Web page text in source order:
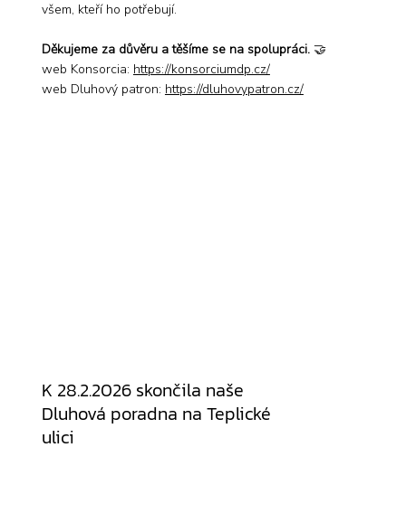
všem, kteří ho potřebují.
Děkujeme za důvěru a těšíme se na spolupráci. 🤝
web Konsorcia: https://konsorciumdp.cz/
web Dluhový patron: https://dluhovypatron.cz/
K 28.2.2026 skončila naše
Dluhová poradna na Teplické
ulici